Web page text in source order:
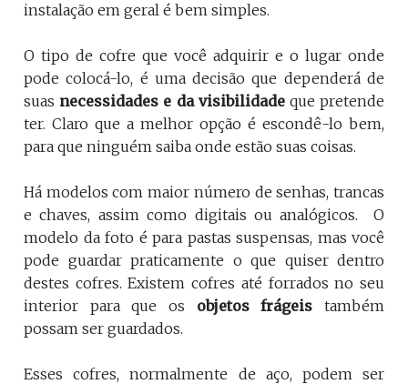
instalação em geral é bem simples.
O tipo de cofre que você adquirir e o lugar onde
pode colocá-lo, é uma decisão que dependerá de
suas necessidades e da visibilidadeque pretende
ter. Claro que a melhor opção é escondê-lo bem,
para que ninguém saiba onde estão suas coisas.
Há modelos com maior número de senhas, trancas
e chaves, assim como digitais ou analógicos. O
modelo da foto é para pastas suspensas, mas você
pode guardar praticamente o que quiser dentro
destes cofres. Existem cofres até forrados no seu
interior para que os objetos frágeis também
possam ser guardados.
Esses cofres, normalmente de aço, podem ser